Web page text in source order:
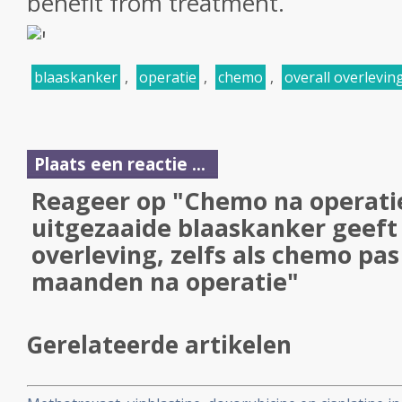
blaaskanker , operatie , chemo , overall
Plaats een reactie ...
Reageer op "Chemo na
uitgezaaide blaaskanker
overleving, zelfs als chemo
maanden na operatie"
Gerelateerde artikelen